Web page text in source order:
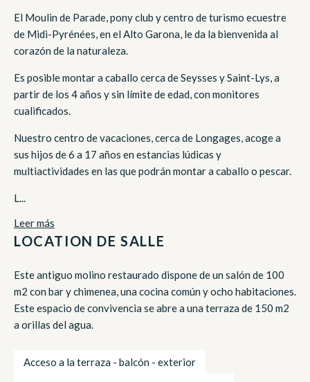
El Moulin de Parade, pony club y centro de turismo ecuestre
de Midi-Pyrénées, en el Alto Garona, le da la bienvenida al
corazón de la naturaleza.
Es posible montar a caballo cerca de Seysses y Saint-Lys, a
partir de los 4 años y sin límite de edad, con monitores
cualificados.
Nuestro centro de vacaciones, cerca de Longages, acoge a
sus hijos de 6 a 17 años en estancias lúdicas y
multiactividades en las que podrán montar a caballo o pescar.
L...
Leer más
LOCATION DE SALLE
Este antiguo molino restaurado dispone de un salón de 100
m2 con bar y chimenea, una cocina común y ocho habitaciones.
Este espacio de convivencia se abre a una terraza de 150 m2
a orillas del agua.
Acceso a la terraza - balcón - exterior